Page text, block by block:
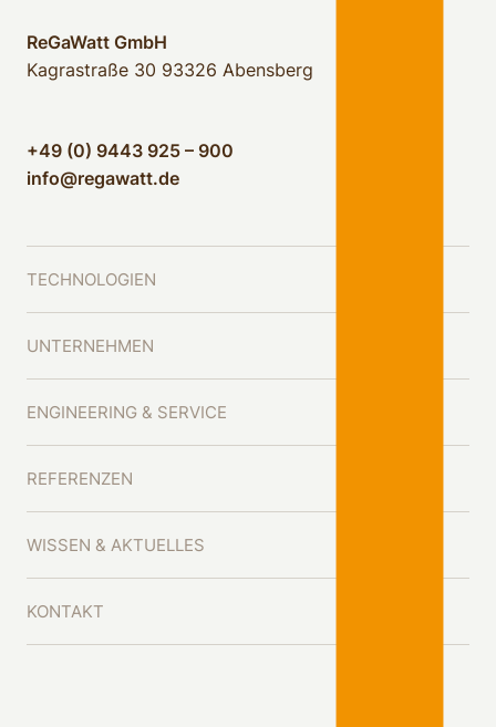
ReGaWatt GmbH
Kagrastraße 30 93326 Abensberg
+49 (0) 9443 925 – 900
info@regawatt.de
TECHNOLOGIEN
UNTERNEHMEN
ENGINEERING & SERVICE
REFERENZEN
WISSEN & AKTUELLES
KONTAKT